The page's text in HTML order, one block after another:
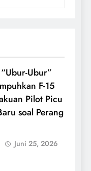
Ubur”
F-15
Pilot Picu
soal Perang
Juni 25, 2026